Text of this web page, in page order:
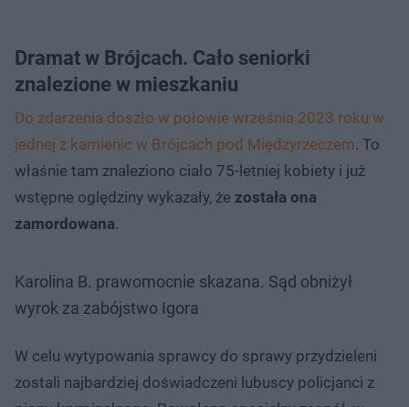
Dramat w Brójcach. Cało seniorki
znalezione w mieszkaniu
Do zdarzenia doszło w połowie września 2023 roku w
jednej z kamienic w Brójcach pod Międzyrzeczem. To
właśnie tam znaleziono ciało 75-letniej kobiety i już
wstępne oględziny wykazały, że została ona
zamordowana.
Karolina B. prawomocnie skazana. Sąd obniżył
wyrok za zabójstwo Igora
W celu wytypowania sprawcy do sprawy przydzieleni
zostali najbardziej doświadczeni lubuscy policjanci z